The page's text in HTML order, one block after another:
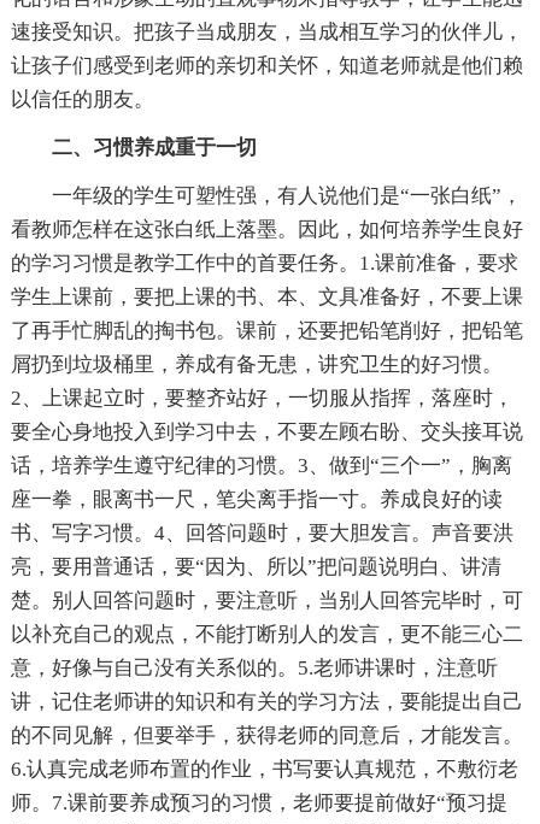
速接受知识。把孩子当成朋友，当成相互学习的伙伴儿，
让孩子们感受到老师的亲切和关怀，知道老师就是他们赖
以信任的朋友。
二、习惯养成重于一切
一年级的学生可塑性强，有人说他们是“一张白纸”，
看教师怎样在这张白纸上落墨。因此，如何培养学生良好
的学习习惯是教学工作中的首要任务。1.课前准备，要求
学生上课前，要把上课的书、本、文具准备好，不要上课
了再手忙脚乱的掏书包。课前，还要把铅笔削好，把铅笔
屑扔到垃圾桶里，养成有备无患，讲究卫生的好习惯。
2、上课起立时，要整齐站好，一切服从指挥，落座时，
要全心身地投入到学习中去，不要左顾右盼、交头接耳说
话，培养学生遵守纪律的习惯。3、做到“三个一”，胸离
座一拳，眼离书一尺，笔尖离手指一寸。养成良好的读
书、写字习惯。4、回答问题时，要大胆发言。声音要洪
亮，要用普通话，要“因为、所以”把问题说明白、讲清
楚。别人回答问题时，要注意听，当别人回答完毕时，可
以补充自己的观点，不能打断别人的发言，更不能三心二
意，好像与自己没有关系似的。5.老师讲课时，注意听
讲，记住老师讲的知识和有关的学习方法，要能提出自己
的不同见解，但要举手，获得老师的同意后，才能发言。
6.认真完成老师布置的作业，书写要认真规范，不敷衍老
师。7.课前要养成预习的习惯，老师要提前做好“预习提